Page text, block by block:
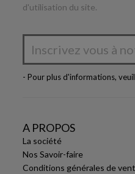
d'utilisation du site.
- Pour plus d'informations,
A PROPOS
La société
Nos Savoir-faire
Conditions générales de